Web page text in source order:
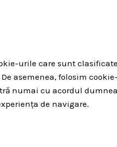
urile care sunt
asemenea, folosim
numai cu acordul
de navigare.